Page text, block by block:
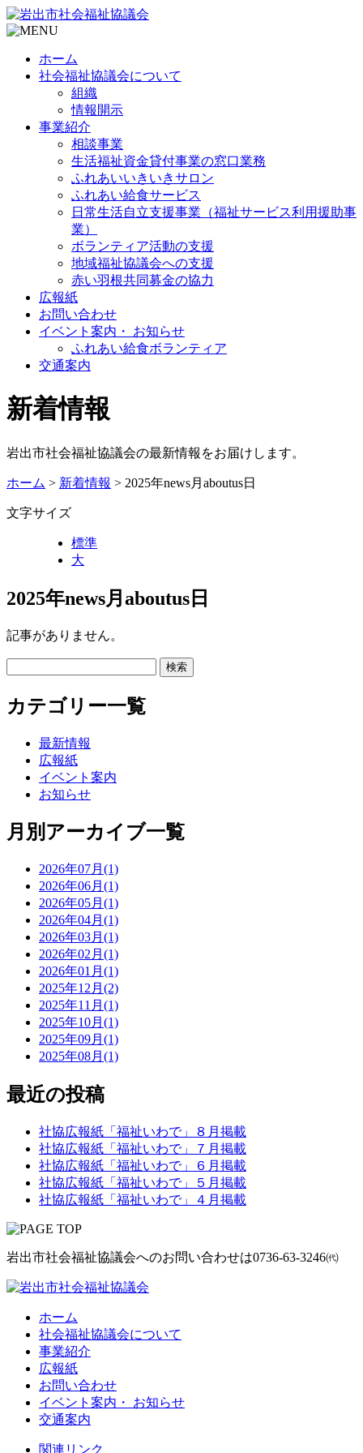
ホーム
社会福祉協議会について
組織
情報開示
事業紹介
相談事業
生活福祉資金貸付事業の窓口業務
ふれあいいきいきサロン
ふれあい給食サービス
日常生活自立支援事業（福祉サービス利用援助事
業）
ボランティア活動の支援
地域福祉協議会への支援
赤い羽根共同募金の協力
広報紙
お問い合わせ
イベント案内・ お知らせ
ふれあい給食ボランティア
交通案内
新着情報
岩出市社会福祉協議会の最新情報をお届けします。
ホーム > 新着情報 > 2025年news月aboutus日
文字サイズ
標準
大
2025年news月aboutus日
記事がありません。
カテゴリー一覧
最新情報
広報紙
イベント案内
お知らせ
月別アーカイブ一覧
2026年07月(1)
2026年06月(1)
2026年05月(1)
2026年04月(1)
2026年03月(1)
2026年02月(1)
2026年01月(1)
2025年12月(2)
2025年11月(1)
2025年10月(1)
2025年09月(1)
2025年08月(1)
最近の投稿
社協広報紙「福祉いわで」８月掲載
社協広報紙「福祉いわで」７月掲載
社協広報紙「福祉いわで」６月掲載
社協広報紙「福祉いわで」５月掲載
社協広報紙「福祉いわで」４月掲載
岩出市社会福祉協議会へのお問い合わせは0736-63-3246㈹
ホーム
社会福祉協議会について
事業紹介
広報紙
お問い合わせ
イベント案内・ お知らせ
交通案内
関連リンク